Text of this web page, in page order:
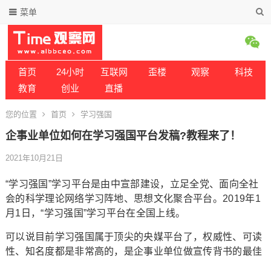
菜单
首页 24小时 互联网 歪楼 观察
科技
教育
创业 直播
您的位置 首页 学习强国
企事业单位如何在学习强国平台发稿?教程来了！
2021年10月21日
“学习强国”学习平台是由中宣部建设，立足全党、面向全社
会的科学理论网络学习阵地、思想文化聚合平台。2019年1
月1日，“学习强国”学习平台在全国上线。
可以说目前学习强国属于顶尖的央媒平台了，权威性、可读
性、知名度都是非常高的，是企事业单位做宣传背书的最佳